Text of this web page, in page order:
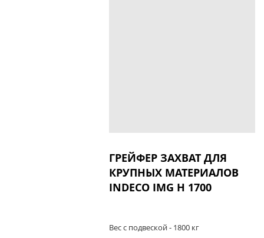
ГРЕЙФЕР ЗАХВАТ ДЛЯ
КРУПНЫХ МАТЕРИАЛОВ
INDECO IMG H 1700
Вес с подвеской - 1800 кг